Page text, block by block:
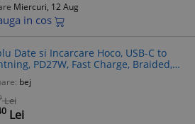
Miercuri, 12 Aug
in cos
Date si Incarcare Hoco, USB-C to
PD27W, Fast Charge, Braided,
Bending, QC3.0, Crystal,
bej
Lei
Lei